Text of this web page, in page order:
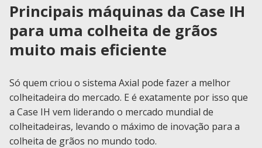
Principais máquinas da Case IH
para uma colheita de grãos
muito mais eficiente
Só quem criou o sistema Axial pode fazer a melhor
colheitadeira do mercado. E é exatamente por isso que
a Case IH vem liderando o mercado mundial de
colheitadeiras, levando o máximo de inovação para a
colheita de grãos no mundo todo.